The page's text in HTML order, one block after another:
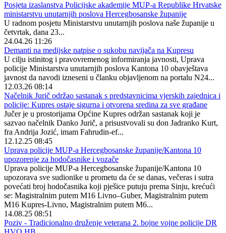
Posjeta izaslanstva Policijske akademije MUP-a Republike Hrvatske
ministarstvu unutarnjih poslova Hercegbosanske županije
U radnom posjetu Ministarstvu unutarnjih poslova naše županije u
četvrtak, dana 23...
24.04.26 11:26
Demanti na medijske natpise o sukobu navijača na Kupresu
U cilju istinitog i pravovremenog informiranja javnosti, Uprava
policije Ministarstva unutarnjih poslova Kantona 10 obavještava
javnost da navodi izneseni u članku objavljenom na portalu N24...
12.03.26 08:14
Načelnik Jurič održao sastanak s predstavnicima vjerskih zajednica i
policije: Kupres ostaje sigurna i otvorena sredina za sve građane
Jučer je u prostorijama Općine Kupres održan sastanak koji je
sazvao načelnik Danko Jurič, a prisustvovali su don Jadranko Kurt,
fra Andrija Jozić, imam Fahrudin-ef...
12.12.25 08:45
Uprava policije MUP-a Hercegbosanske županije/Kantona 10
upozorenje za hodočasnike i vozače
Uprava policije MUP-a Hercegbosanske županije/Kantona 10
upozorava sve sudionike u prometu da će se danas, večeras i sutra
povećati broj hodočasnika koji pješice putuju prema Sinju, krećući
se: Magistralnim putem M16 Livno–Guber, Magistralnim putem
M16 Kupres-Livno, Magistralnim putem M6...
14.08.25 08:51
Poziv - Tradicionalno druženje veterana 2. bojne vojne policije DR